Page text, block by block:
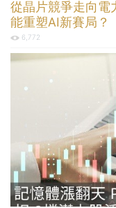
從晶片競爭走向電
能重塑AI新賽局？
6,772